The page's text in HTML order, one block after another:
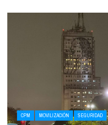
CPM MOVILIZACIÓN SEGURIDAD